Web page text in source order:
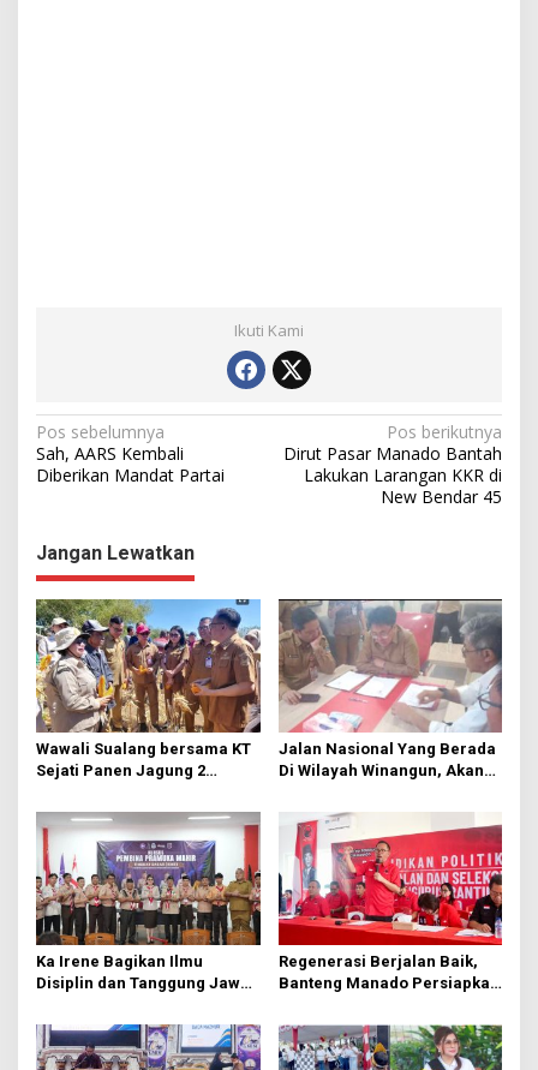
Ikuti Kami
N
a
i
g
a
s
i
p
o
s
Pos sebelumnya
Sah, AARS Kembali
Diberikan Mandat Partai
Pos berikutnya
Dirut Pasar Manado Bantah
Lakukan Larangan KKR di
New Bendar 45
Jangan Lewatkan
Wawali Sualang bersama KT
Sejati Panen Jagung 2
Jalan Nasional Yang Berada
Di Wilayah Winangun, Akan
Ka Irene Bagikan Ilmu
Disiplin dan Tanggung Jawab
Manado
Regenerasi Berjalan Baik,
Banteng Manado Persiapkan
Rumput